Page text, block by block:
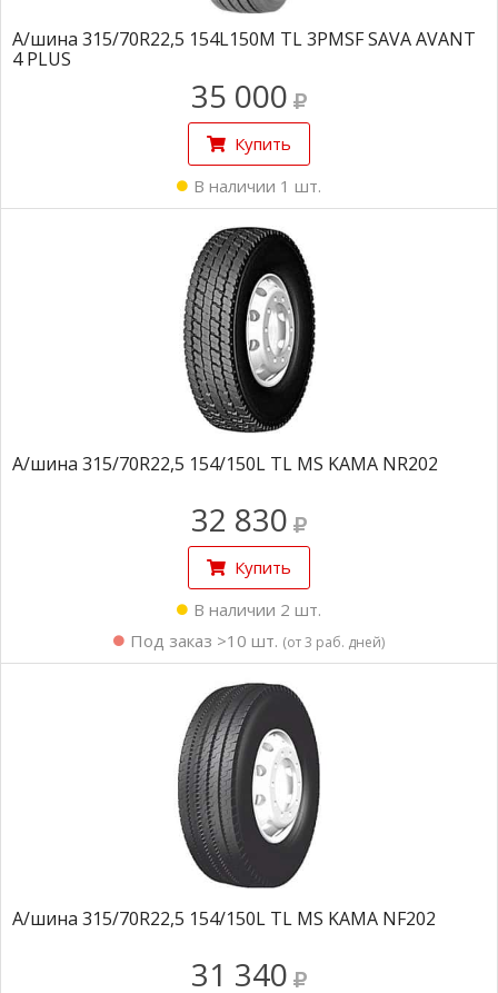
А/шина 315/70R22,5 154L150M TL 3PMSF SAVA AVANT
4 PLUS
35 000
Купить
В наличии 1 шт.
А/шина 315/70R22,5 154/150L TL MS KAMA NR202
32 830
Купить
В наличии 2 шт.
Под заказ >10 шт. (от 3 раб. дней)
А/шина 315/70R22,5 154/150L TL MS KAMA NF202
31 340